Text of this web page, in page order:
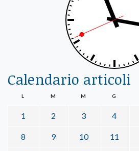
Calendario articoli
L M M G
1 2 3 4
8 9 10 11